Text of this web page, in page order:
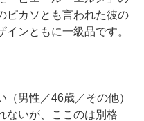
ピカソとも言われた彼の
ンともに一級品です。
（男性／46歳／その他）
ないが、ここのは別格